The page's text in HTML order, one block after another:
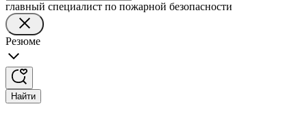
главный специалист по пожарной безопасности
Резюме
Найти